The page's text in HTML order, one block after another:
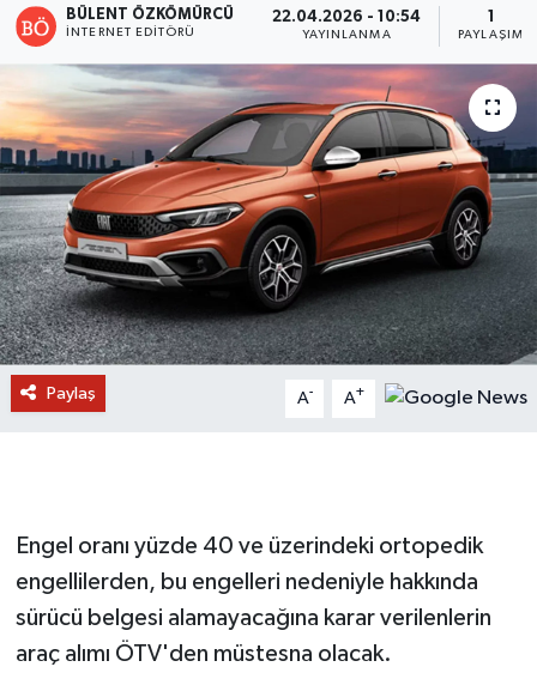
BÜLENT ÖZKÖMÜRCÜ
İNTERNET EDITÖRÜ
22.04.2026 - 10:54
YAYINLANMA
1
PAYLAŞIM
Paylaş A- A+
Engel oranı yüzde 40 ve üzerindeki ortopedik
engellilerden, bu engelleri nedeniyle hakkında
sürücü belgesi alamayacağına karar verilenlerin
araç alımı ÖTV'den müstesna olacak.